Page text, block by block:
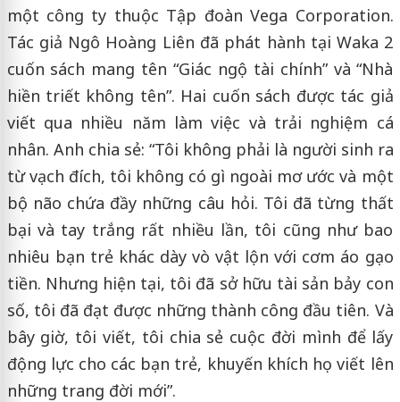
một công ty thuộc Tập đoàn Vega Corporation.
Tác giả Ngô Hoàng Liên đã phát hành tại Waka 2
cuốn sách mang tên “Giác ngộ tài chính” và “Nhà
hiền triết không tên”. Hai cuốn sách được tác giả
viết qua nhiều năm làm việc và trải nghiệm cá
nhân. Anh chia sẻ: “Tôi không phải là người sinh ra
từ vạch đích, tôi không có gì ngoài mơ ước và một
bộ não chứa đầy những câu hỏi. Tôi đã từng thất
bại và tay trắng rất nhiều lần, tôi cũng như bao
nhiêu bạn trẻ khác dày vò vật lộn với cơm áo gạo
tiền. Nhưng hiện tại, tôi đã sở hữu tài sản bảy con
số, tôi đã đạt được những thành công đầu tiên. Và
bây giờ, tôi viết, tôi chia sẻ cuộc đời mình để lấy
động lực cho các bạn trẻ, khuyến khích họ viết lên
những trang đời mới”.